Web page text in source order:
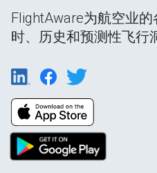
FlightAware为航空业
时、历史和预测性飞行